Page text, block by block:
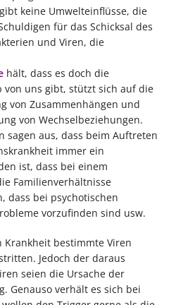
keine Umwelteinflüsse, die
für das Schicksal des
und Viren, die
hält, dass es doch die
von uns gibt, stützt sich auf die
von Zusammenhängen und
von Wechselbeziehungen.
sagen aus, dass beim Auftreten
immer ein
ist, dass bei einem
Familienverhältnisse
dass bei psychotischen
vorzufinden sind usw.
Krankheit bestimmte Viren
Jedoch der daraus
seien die Ursache der
Genauso verhält es sich bei